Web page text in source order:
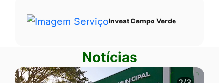
Invest Campo Verde
Notícias